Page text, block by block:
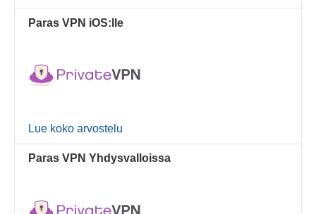
Paras VPN iOS:lle
Lue koko arvostelu
Paras VPN Yhdysvalloissa